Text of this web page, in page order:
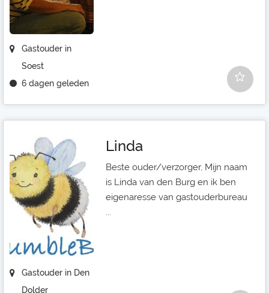
Gastouder in
Soest
6 dagen geleden
Gastouder in Den
Dolder
Linda
Beste ouder/verzorger, Mijn naam
is Linda van den Burg en ik ben
eigenaresse van gastouderbureau
...